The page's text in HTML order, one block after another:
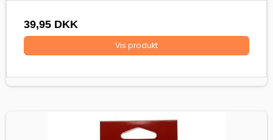
39,95 DKK
Vis produkt